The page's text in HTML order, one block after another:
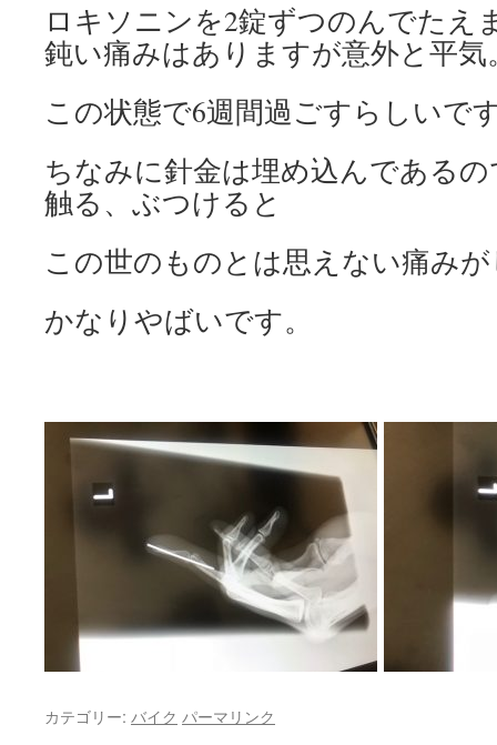
ロキソニンを2錠ずつのんでたえ
鈍い痛みはありますが意外と平気
この状態で6週間過ごすらしいで
ちなみに針金は埋め込んである
触る、ぶつけると
この世のものとは思えない痛み
かなりやばいです。
カテゴリー: バイク パーマリンク